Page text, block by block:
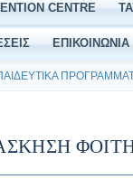
CENTRE
ΕΠΙΚΟΙΝΩΝΙΑ